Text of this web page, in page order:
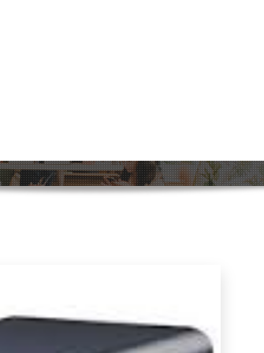
UPS: Alles wat je